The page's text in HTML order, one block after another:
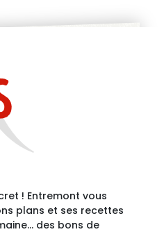
! Entremont vous
plans et ses recettes
des bons de